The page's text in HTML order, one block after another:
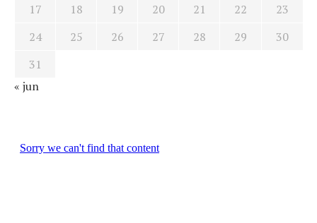
17
18 19 20 21 22
23
24
25 26 27 28 29
30
31
« jun